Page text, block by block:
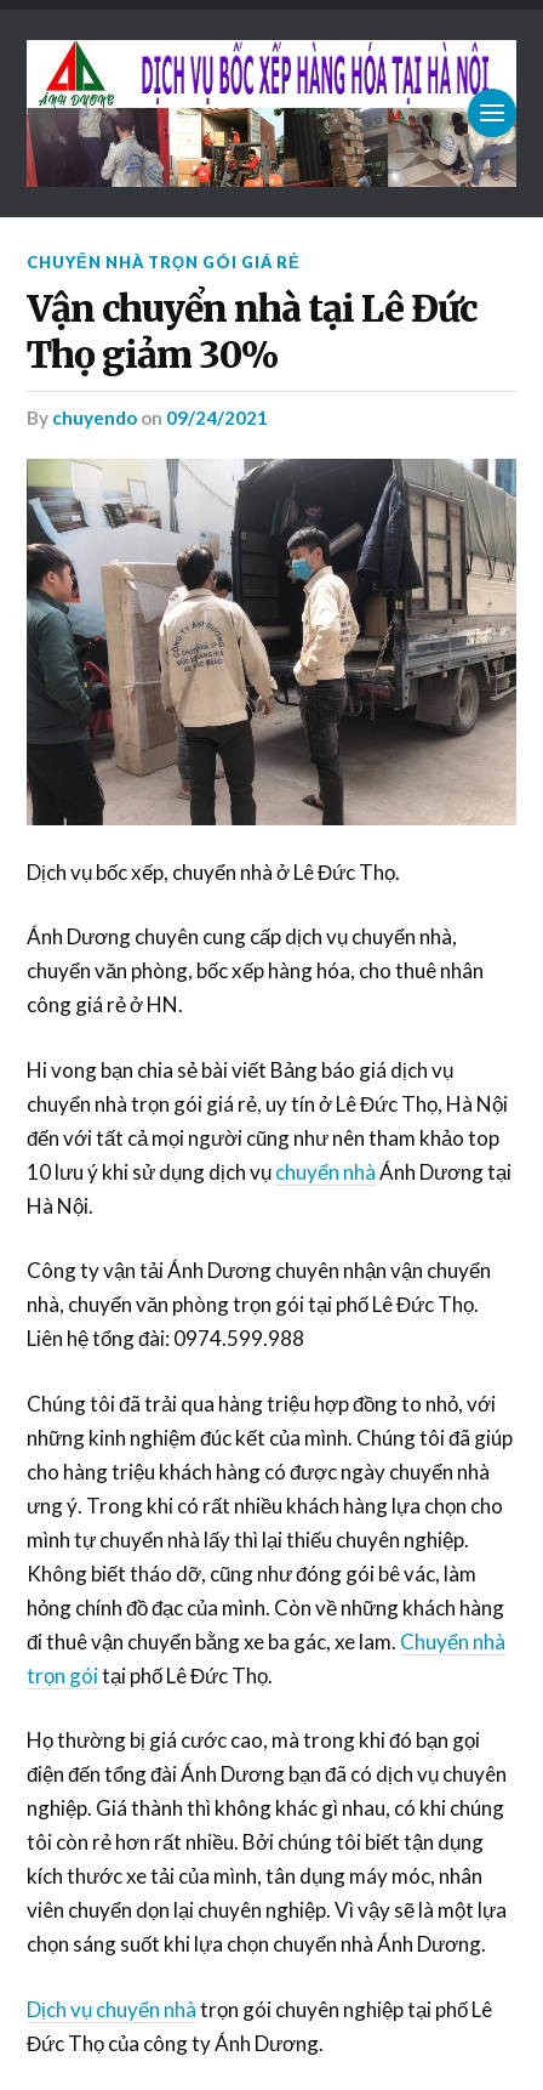
CHUYỂN NHÀ TRỌN GÓI GIÁ RẺ
Vận chuyển nhà tại Lê Đức
Thọ giảm 30%
by chuyendo on 09/24/2021
Dịch vụ bốc xếp, chuyển nhà ở Lê Đức Thọ.
Ánh Dương chuyên cung cấp dịch vụ chuyển nhà,
chuyển văn phòng, bốc xếp hàng hóa, cho thuê nhân
công giá rẻ ở HN.
Hi vong bạn chia sẻ bài viết Bảng báo giá dịch vụ
chuyển nhà trọn gói giá rẻ, uy tín ở Lê Đức Thọ, Hà Nội
đến với tất cả mọi người cũng như nên tham khảo top
10 lưu ý khi sử dụng dịch vụchuyển nhàÁnh Dương tại
Hà Nội.
Công ty vận tải Ánh Dương chuyên nhận vận chuyển
nhà, chuyển văn phòng trọn gói tại phố Lê Đức Thọ.
Liên hệ tổng đài: 0974.599.988
Chúng tôi đã trải qua hàng triệu hợp đồng to nhỏ, với
những kinh nghiệm đúc kết của mình. Chúng tôi đã giúp
cho hàng triệu khách hàng có được ngày chuyển nhà
ưng ý. Trong khi có rất nhiều khách hàng lựa chọn cho
mình tự chuyển nhà lấy thì lại thiếu chuyên nghiệp.
Không biết tháo dỡ, cũng như đóng gói bê vác, làm
hỏng chính đồ đạc của mình. Còn về những khách hàng
đi thuê vận chuyển bằng xe ba gác, xe lam. Chuyển nhà
trọn góitại phố Lê Đức Thọ.
Họ thường bị giá cước cao, mà trong khi đó bạn gọi
điện đến tổng đài Ánh Dương bạn đã có dịch vụ chuyên
nghiệp. Giá thành thì không khác gì nhau, có khi chúng
tôi còn rẻ hơn rất nhiều. Bởi chúng tôi biết tận dụng
kích thước xe tải của mình, tân dụng máy móc, nhân
viên chuyển dọn lại chuyên nghiệp. Vì vậy sẽ là một lựa
chọn sáng suốt khi lựa chọn chuyển nhà Ánh Dương.
Dịch vụ chuyển nhàtrọn gói chuyên nghiệp tại phố Lê
Đức Thọ của công ty Ánh Dương.